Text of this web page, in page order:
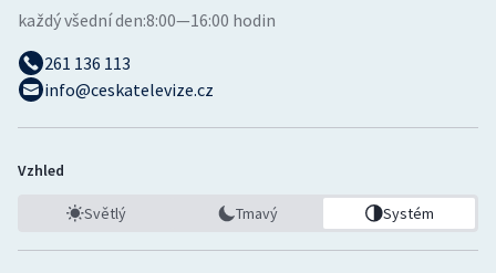
každý všední den:8:00—16:00 hodin
261 136 113
info@ceskatelevize.cz
Vzhled
Světlý Tmavý Systém